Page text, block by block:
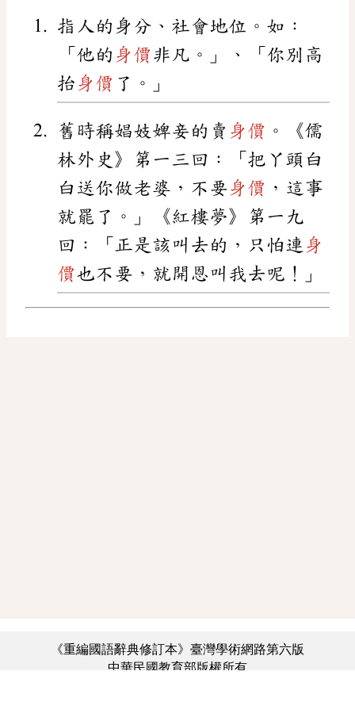
指人的身分、社會地位。如：
「他的 身價非凡。」、「你別高
抬 身價 了。」
舊時稱娼妓婢妾的賣 身價 。《儒
林外史》第一三回：「把丫頭白
白送你做老婆，不要身價 ，這事
就罷了。」《紅樓夢》第一九
回：「正是該叫去的，只怕連 身
價也不要，就開恩叫我去呢！」
《重編國語辭典修訂本》臺灣學術網路第六版
中華民國教育部版權所有